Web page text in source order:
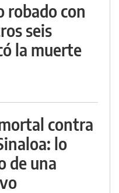
robado con
seis
la muerte
contra
lo
de una